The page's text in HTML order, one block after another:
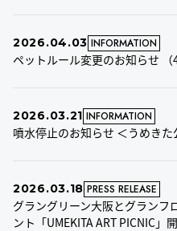
2026.04.03 INFORMATION
ペットルール変更のお知らせ （
2026.03.21 INFORMATION
噴水停止のお知らせ ＜うめきた
2026.03.18 PRESS RELEASE
グラングリーン大阪とグラン
ント「UMEKITA ART PICNIC」